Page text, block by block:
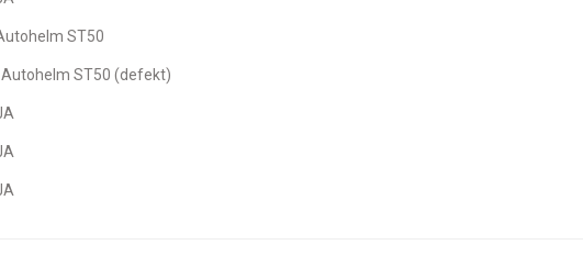
Autohelm ST50
. Autohelm ST50 (defekt)
JA
JA
JA